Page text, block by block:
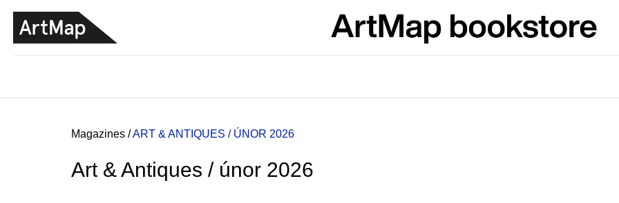
Home
Magazines /ART & ANTIQUES / ÚNOR 2026
Art & Antiques / únor 2026
BACK
SHOPPING
BACK
SHOPPING